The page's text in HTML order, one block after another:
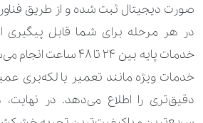
ساق دست
سرهمی 260.000 تومان
سرهمی کار شده
در هر مرحله برای شما قابل
خدمات پایه بین ۲۴ تا
خدمات ویژه مانند تعمیر یا لکه‌بری
دقیق‌تری را اطلاع می‌دهد. در نهایت،